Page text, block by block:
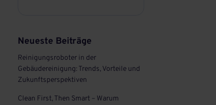
Neueste Beiträge
Reinigungsroboter in der
Gebäudereinigung: Trends, Vorteile und
Zukunftsperspektiven
Clean First, Then Smart – Warum